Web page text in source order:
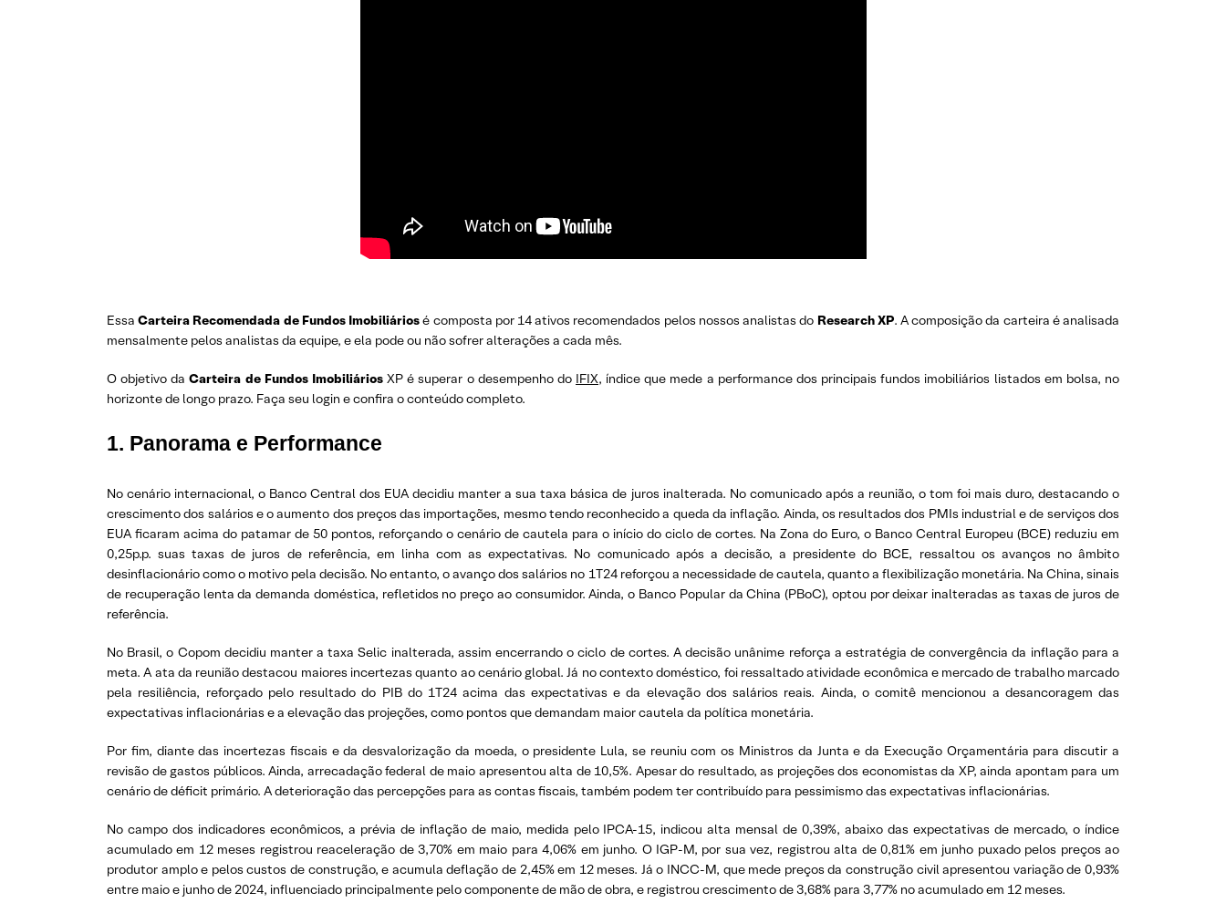
EssaCarteira Recomendada de Fundos Imobiliáriosé composta por 14 ativos recomendados pelos nossos analistas do Research XP. A composição da carteira é analisada
mensalmente pelos analistas da equipe, e ela pode ou não sofrer alterações a cada mês.
O objetivo da Carteira de Fundos ImobiliáriosXP é superar o desempenho do IFIX, índice que mede a performance dos principais fundos imobiliários listados em bolsa, no
horizonte de longo prazo. Faça seu login e confira o conteúdo completo.
1. Panorama e Performance
No cenário internacional, o Banco Central dos EUA decidiu manter a sua taxa básica de juros inalterada. No comunicado após a reunião, o tom foi mais duro, destacando o
crescimento dos salários e o aumento dos preços das importações, mesmo tendo reconhecido a queda da inflação. Ainda, os resultados dos PMIs industrial e de serviços dos
EUA ficaram acima do patamar de 50 pontos, reforçando o cenário de cautela para o início do ciclo de cortes. Na Zona do Euro, o Banco Central Europeu (BCE) reduziu em
0,25p.p. suas taxas de juros de referência, em linha com as expectativas. No comunicado após a decisão, a presidente do BCE, ressaltou os avanços no âmbito
desinflacionário como o motivo pela decisão. No entanto, o avanço dos salários no 1T24 reforçou a necessidade de cautela, quanto a flexibilização monetária. Na China, sinais
de recuperação lenta da demanda doméstica, refletidos no preço ao consumidor. Ainda, o Banco Popular da China (PBoC), optou por deixar inalteradas as taxas de juros de
referência.
No Brasil, o Copom decidiu manter a taxa Selic inalterada, assim encerrando o ciclo de cortes. A decisão unânime reforça a estratégia de convergência da inflação para a
meta. A ata da reunião destacou maiores incertezas quanto ao cenário global. Já no contexto doméstico, foi ressaltado atividade econômica e mercado de trabalho marcado
pela resiliência, reforçado pelo resultado do PIB do 1T24 acima das expectativas e da elevação dos salários reais. Ainda, o comitê mencionou a desancoragem das
expectativas inflacionárias e a elevação das projeções, como pontos que demandam maior cautela da política monetária.
Por fim, diante das incertezas fiscais e da desvalorização da moeda, o presidente Lula, se reuniu com os Ministros da Junta e da Execução Orçamentária para discutir a
revisão de gastos públicos. Ainda, arrecadação federal de maio apresentou alta de 10,5%. Apesar do resultado, as projeções dos economistas da XP, ainda apontam para um
cenário de déficit primário. A deterioração das percepções para as contas fiscais, também podem ter contribuído para pessimismo das expectativas inflacionárias.
No campo dos indicadores econômicos, a prévia de inflação de maio, medida pelo IPCA-15, indicou alta mensal de 0,39%, abaixo das expectativas de mercado, o índice
acumulado em 12 meses registrou reaceleração de 3,70% em maio para 4,06% em junho. O IGP-M, por sua vez, registrou alta de 0,81% em junho puxado pelos preços ao
produtor amplo e pelos custos de construção, e acumula deflação de 2,45% em 12 meses. Já o INCC-M, que mede preços da construção civil apresentou variação de 0,93%
entre maio e junho de 2024, influenciado principalmente pelo componente de mão de obra, e registrou crescimento de 3,68% para 3,77% no acumulado em 12 meses.